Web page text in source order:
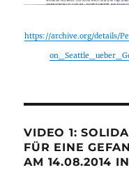
https://archive.org/details/
VIDEO 1:
FÜR EINE
AM 14.08.2014